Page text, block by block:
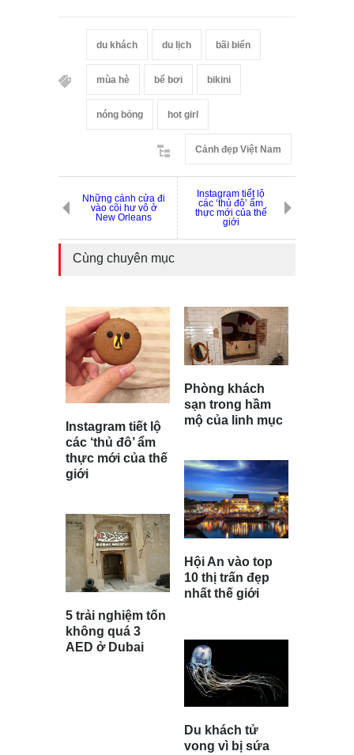
du khách du lịch bãi biển
mùa hè bể bơi bikini
nóng bỏng hot girl
Cảnh đẹp Việt Nam
Những cánh cửa đi
vào cõi hư vô ở
New Orleans
Instagram tiết lộ
các ‘thủ đô’ ẩm
thực mới của thế
giới
Cùng chuyên mục
Instagram tiết lộ
các ‘thủ đô’ ẩm
thực mới của thế
giới
5 trải nghiệm tốn
không quá 3
AED ở Dubai
Phòng khách
sạn trong hầm
mộ của linh mục
Hội An vào top
10 thị trấn đẹp
nhất thế giới
Du khách tử
vong vì bị sứa